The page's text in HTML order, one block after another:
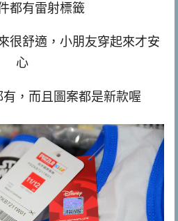
都有雷射標籤
很舒適，小朋友穿起來才安
心
，而且圖案都是新款喔